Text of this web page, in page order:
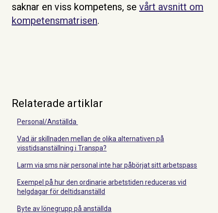
saknar en viss kompetens, se vårt avsnitt om
kompetensmatrisen.
Relaterade artiklar
Personal/Anställda
Vad är skillnaden mellan de olika alternativen på
visstidsanställning i Transpa?
Larm via sms när personal inte har påbörjat sitt arbetspass
Exempel på hur den ordinarie arbetstiden reduceras vid
helgdagar för deltidsanställd
Byte av lönegrupp på anställda